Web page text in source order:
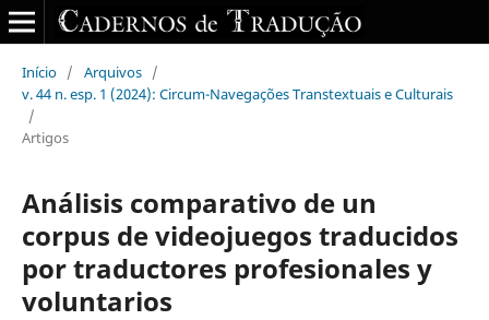
Início / Arquivos /
v. 44 n. esp. 1 (2024): Circum-Navegações Transtextuais e Culturais
/
Artigos
Análisis comparativo de un
corpus de videojuegos traducidos
por traductores profesionales y
voluntarios